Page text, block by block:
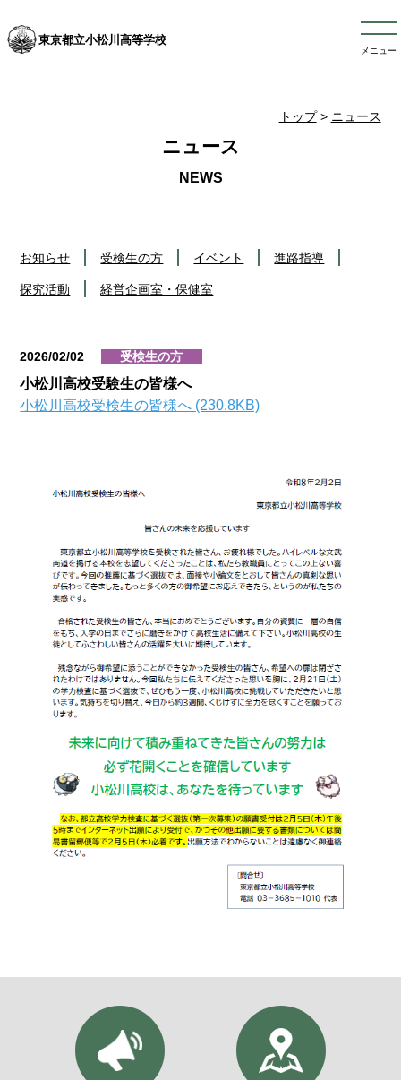
東京都立小松川高等学校
メニュー
トップ> ニュース
ニュース
お知らせ 受検生の方 イベント 進路指導
探究活動 経営企画室・保健室
2026/02/02 受検生の方
小松川高校受験生の皆様へ
小松川高校受検生の皆様へ (230.8KB)